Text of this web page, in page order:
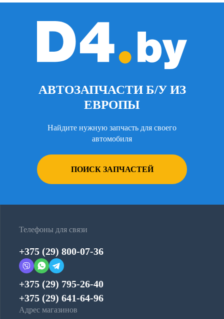
АВТОЗАПЧАСТИ Б/У ИЗ
ЕВРОПЫ
Найдите нужную запчасть для своего
автомобиля
ПОИСК ЗАПЧАСТЕЙ
Телефоны для связи
+375 (29) 800-07-36
+375 (29) 795-26-40
+375 (29) 641-64-96
Адрес магазинов